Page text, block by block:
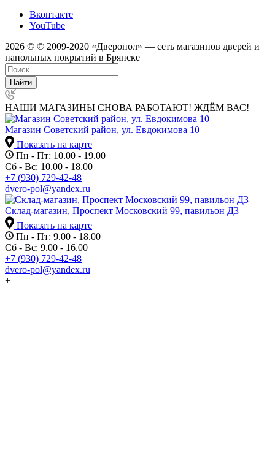
Вконтакте
YouTube
2026 © © 2009-2020 «Дверопол» — сеть магазинов дверей и
напольных покрытий в Брянске
Найти
НАШИ МАГАЗИНЫ СНОВА РАБОТАЮТ! ЖДЁМ ВАС!
Магазин Советский район, ул. Евдокимова 10
Показать на карте
Пн - Пт: 10.00 - 19.00
Сб - Вс: 10.00 - 18.00
+7 (930) 729-42-48
dvero-pol@yandex.ru
Склад-магазин, Проспект Московский 99, павильон Д3
Показать на карте
Пн - Пт: 9.00 - 18.00
Сб - Вс: 9.00 - 16.00
+7 (930) 729-42-48
dvero-pol@yandex.ru
+